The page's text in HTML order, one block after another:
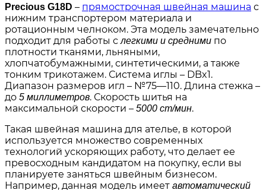
Precious G18D – прямострочная швейная машина с
нижним транспортером материала и
ротационным челноком. Эта модель замечательно
подходит для работы слегкими и средними по
плотности тканями, льняными,
хлопчатобумажными, синтетическими, а также
тонким трикотажем. Система иглы – DBx1.
Диапазон размеров игл – №75―110. Длина стежка –
до 5 миллиметров. Скорость шитья на
максимальной скорости – 5000 ст/мин.
Такая швейная машина для ателье, в которой
используется множество современных
технологий ускоряющих работу, что делает ее
превосходным кандидатом на покупку, если вы
планируете заняться швейным бизнесом.
Например, данная модель имеет автоматический